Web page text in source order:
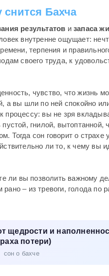
снится Бахча
результатов изапаса
внутренне ощущает:
терпения и
своего труда, к
чувство, что жизнь
а вы шли по ней спокойно
процессу: вы не зря
гнилой,
Тогда сон говорит о страхе
ли то, к чему вы
ли вы позволить важному
– из тревоги, голода по
щедрости и
потери)
сон о бахче